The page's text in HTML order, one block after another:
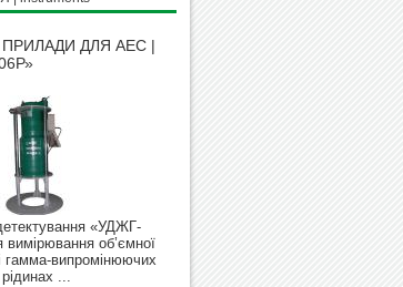
ПРИЛАДИ ДЛЯ АЕС |
«УДЖГ-
об’ємної
гамма-випромінюючих
рідинах ...